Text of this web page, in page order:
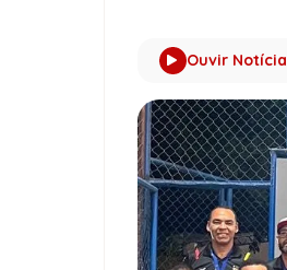
Ouvir Notícia